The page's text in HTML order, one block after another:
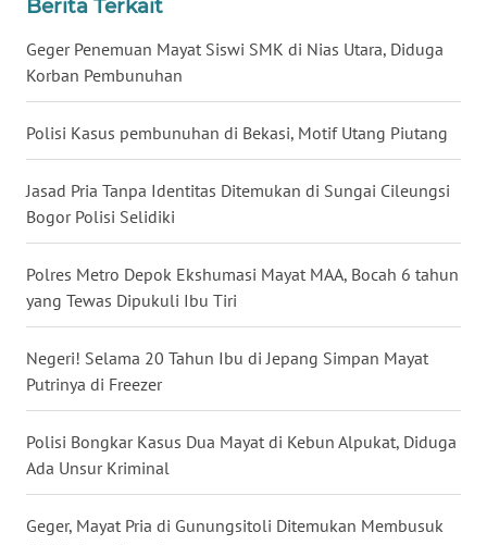
Berita Terkait
Geger Penemuan Mayat Siswi SMK di Nias Utara, Diduga
Korban Pembunuhan
Polisi Kasus pembunuhan di Bekasi, Motif Utang Piutang
Jasad Pria Tanpa Identitas Ditemukan di Sungai Cileungsi
Bogor Polisi Selidiki
Polres Metro Depok Ekshumasi Mayat MAA, Bocah 6 tahun
yang Tewas Dipukuli Ibu Tiri
Negeri! Selama 20 Tahun Ibu di Jepang Simpan Mayat
Putrinya di Freezer
Polisi Bongkar Kasus Dua Mayat di Kebun Alpukat, Diduga
Ada Unsur Kriminal
Geger, Mayat Pria di Gunungsitoli Ditemukan Membusuk
BABEL
SUMBAR
WN
SUMSEL
WN
BENGKULU
WN
LAMPUNG
WN
NUSANTARA